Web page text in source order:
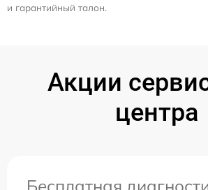
и гарантийный талон.
Акции
центра
Бесплатная